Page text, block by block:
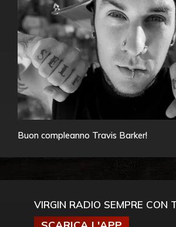
Buon compleanno Travis Barker!
VIRGIN RADIO SEMPRE CON